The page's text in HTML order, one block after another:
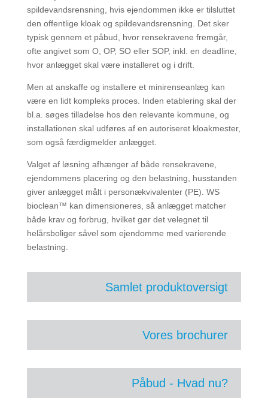
spildevandsrensning, hvis ejendommen ikke er tilsluttet
den offentlige kloak og spildevandsrensning. Det sker
typisk gennem et påbud, hvor rensekravene fremgår,
ofte angivet som O, OP, SO eller SOP, inkl. en deadline,
hvor anlægget skal være installeret og i drift.
Men at anskaffe og installere et minirenseanlæg kan
være en lidt kompleks proces. Inden etablering skal der
bl.a. søges tilladelse hos den relevante kommune, og
installationen skal udføres af en autoriseret kloakmester,
som også færdigmelder anlægget.
Valget af løsning afhænger af både rensekravene,
ejendommens placering og den belastning, husstanden
giver anlægget målt i personækvivalenter (PE). WS
bioclean™ kan dimensioneres, så anlægget matcher
både krav og forbrug, hvilket gør det velegnet til
helårsboliger såvel som ejendomme med varierende
belastning.
Samlet produktoversigt
Vores brochurer
Påbud - Hvad nu?